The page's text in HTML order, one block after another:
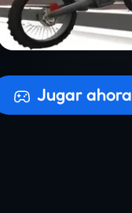
Jugar ahora
Preparando el juego...